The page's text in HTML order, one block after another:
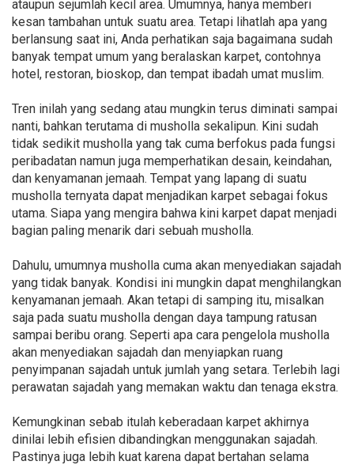
ataupun sejumlah kecil area. Umumnya, hanya memberi
kesan tambahan untuk suatu area. Tetapi lihatlah apa yang
berlansung saat ini, Anda perhatikan saja bagaimana sudah
banyak tempat umum yang beralaskan karpet, contohnya
hotel, restoran, bioskop, dan tempat ibadah umat muslim.
Tren inilah yang sedang atau mungkin terus diminati sampai
nanti, bahkan terutama di musholla sekalipun. Kini sudah
tidak sedikit musholla yang tak cuma berfokus pada fungsi
peribadatan namun juga memperhatikan desain, keindahan,
dan kenyamanan jemaah. Tempat yang lapang di suatu
musholla ternyata dapat menjadikan karpet sebagai fokus
utama. Siapa yang mengira bahwa kini karpet dapat menjadi
bagian paling menarik dari sebuah musholla.
Dahulu, umumnya musholla cuma akan menyediakan sajadah
yang tidak banyak. Kondisi ini mungkin dapat menghilangkan
kenyamanan jemaah. Akan tetapi di samping itu, misalkan
saja pada suatu musholla dengan daya tampung ratusan
sampai beribu orang. Seperti apa cara pengelola musholla
akan menyediakan sajadah dan menyiapkan ruang
penyimpanan sajadah untuk jumlah yang setara. Terlebih lagi
perawatan sajadah yang memakan waktu dan tenaga ekstra.
Kemungkinan sebab itulah keberadaan karpet akhirnya
dinilai lebih efisien dibandingkan menggunakan sajadah.
Pastinya juga lebih kuat karena dapat bertahan selama